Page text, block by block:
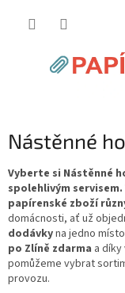
Nástěnné
Vyberte si Nástěnné
spolehlivým
papírenské zboží
domácnosti, ať už
dodávkyna jedno
po Zlíně zdarma a díky
pomůžeme vybrat
provozu.